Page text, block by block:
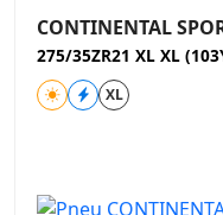
CONTINENTAL
275/35ZR21 XL XL
XL